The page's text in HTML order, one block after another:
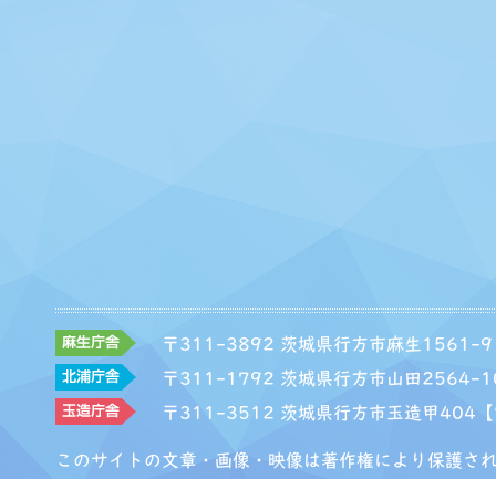
〒311-3892 茨城県行方市麻生1561-9
〒311-1792 茨城県行方市山田2564-
〒311-3512 茨城県行方市玉造甲404
このサイトの文章・画像・映像は著作権により保護さ